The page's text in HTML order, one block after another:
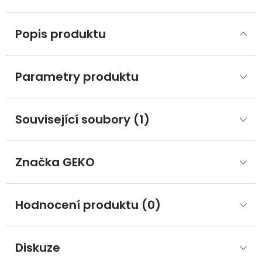
Popis produktu
Parametry produktu
Související soubory (1)
Značka GEKO
Hodnocení produktu (0)
Diskuze